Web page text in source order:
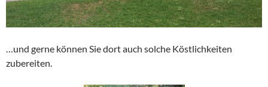
…und gerne können Sie dort auch solche Köstlichkeiten
zubereiten.